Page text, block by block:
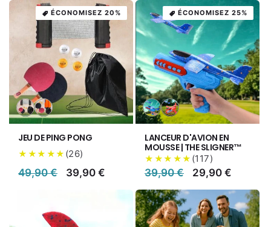
ÉCONOMISEZ 20%
Variante
épuisée
indisponible
Variante
épuisée
indisponible
JEU DE PING PONG
★★★★★ (26)
Prix
49,90 €
Prix
39,90 €
ÉCONOMISEZ 25%
Variante
épuisée
indisponible
Variante
épuisée
indisponible
LANCEUR D'AVION EN
MOUSSE | THE SLIGNER™
★★★★★ (117)
Prix
39,90 €
Prix
29,90 €